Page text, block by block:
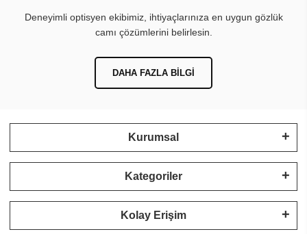
Deneyimli optisyen ekibimiz, ihtiyaçlarınıza en uygun gözlük
camı çözümlerini belirlesin.
DAHA FAZLA BILGI
Kurumsal
Kategoriler
Kolay Erişim